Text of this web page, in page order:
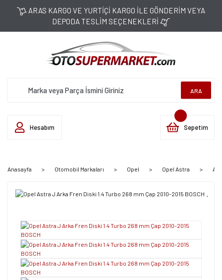
ARAS KARGO VE YURTİÇİ KARGO İLE GÖNDERİM VEYA
DEPODA TESLİM SEÇENEKLERİ
ARA
Hesabım Sepetim
Anasayfa Otomobil Markaları Opel Opel Astra